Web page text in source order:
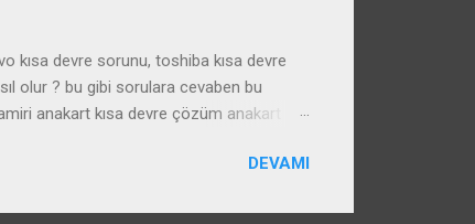
kısa devre sorunu, toshiba kısa devre
olur ? bu gibi sorulara cevaben bu
anakart kısa devre çözüm anakart
DEVAMI